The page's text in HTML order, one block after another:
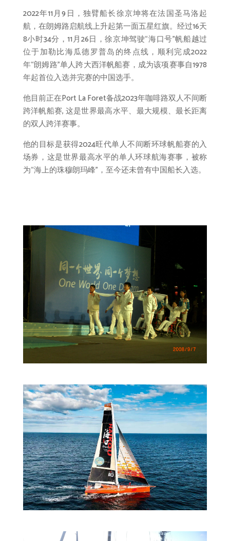
2022年11月9日，独臂船长徐京坤将在法国圣马洛起
航，在朗姆路启航线上升起第一面五星红旗。经过16天
8小时34分，11月26日，徐京坤驾驶“海口号”帆船越过
位于加勒比海瓜德罗普岛的终点线，顺利完成2022
年“朗姆路”单人跨大西洋帆船赛，成为该项赛事自1978
年起首位入选并完赛的中国选手。
他目前正在Port La Foret备战2023年咖啡路双人不间断
跨洋帆船赛, 这是世界最高水平、最大规模、最长距离
的双人跨洋赛事。
他的目标是获得2024旺代单人不间断环球帆船赛的入
场券，这是世界最高水平的单人环球航海赛事，被称
为“海上的珠穆朗玛峰”，至今还未曾有中国船长入选。